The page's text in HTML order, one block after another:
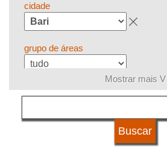
cidade
grupo de áreas
língua
Mostrar mais V